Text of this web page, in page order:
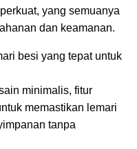
yang semuanya
dan keamanan.
besi yang tepat untuk
minimalis, fitur
memastikan lemari
tanpa